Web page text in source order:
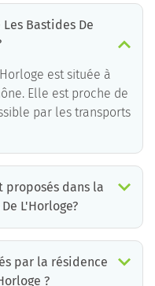
Bastides De
est située à
Elle est proche de
par les transports
proposés dans la
L'Horloge?
par la résidence
?